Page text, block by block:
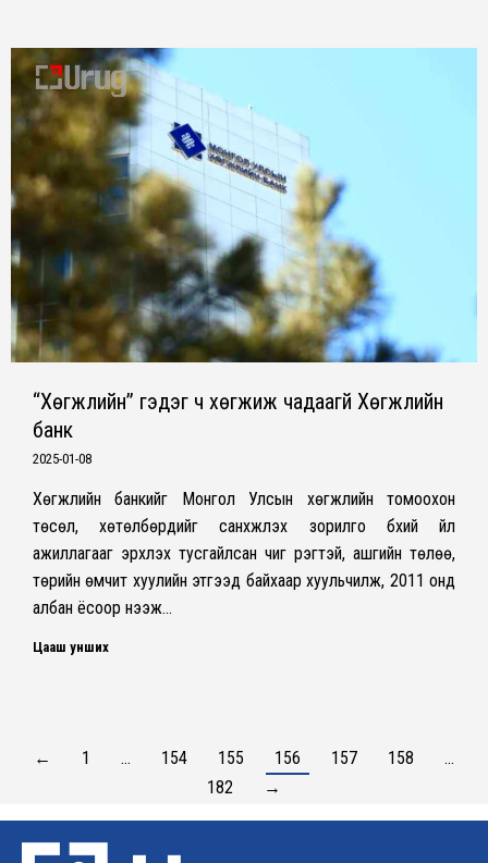
“Хөгжлийн” гэдэг ч хөгжиж чадаагүй Хөгжлийн
банк
2025-01-08
Хөгжлийн банкийг Монгол Улсын хөгжлийн томоохон
төсөл, хөтөлбөрүүдийг санхүүжүүлэх зорилго бүхий үйл
ажиллагааг эрхлэх тусгайлсан чиг үүрэгтэй, ашгийн төлөө,
төрийн өмчит хуулийн этгээд байхаар хуульчилж, 2011 онд
албан ёсоор нээж…
Цааш унших
← 1 … 154 155 156 157 158
…
182
→